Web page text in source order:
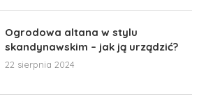
Ogrodowa altana w stylu
skandynawskim – jak ją urządzić?
22 sierpnia 2024